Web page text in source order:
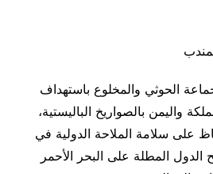
الحوثي والمخلوع باستهداف
واليمن بالصواريخ الباليستية،
على سلامة الملاحة الدولية في
المطلة على البحر الأحمر